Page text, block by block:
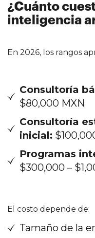
¿Cuánto
inteligencia
En 2026, los rangos
Consultoría
$80,000 MXN
Consultoría
inicial:
Programas
$300,000 –
El costo depende de:
Tamaño de la